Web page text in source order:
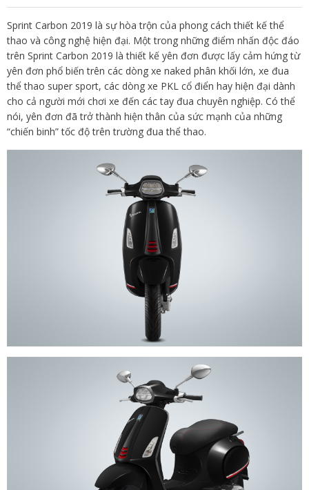
Sprint Carbon 2019 là sự hòa trộn của phong cách thiết kế thể
thao và công nghệ hiện đại. Một trong những điểm nhấn độc đáo
trên Sprint Carbon 2019 là thiết kế yên đơn được lấy cảm hứng từ
yên đơn phổ biến trên các dòng xe naked phân khối lớn, xe đua
thể thao super sport, các dòng xe PKL cổ điển hay hiện đại dành
cho cả người mới chơi xe đến các tay đua chuyên nghiệp. Có thể
nói, yên đơn đã trở thành hiện thân của sức mạnh của những
“chiến binh” tốc độ trên trường đua thể thao.